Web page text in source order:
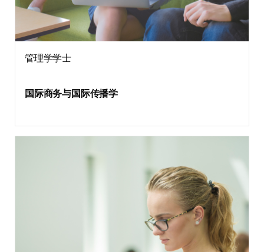
管理学学士
国际商务与国际传播学